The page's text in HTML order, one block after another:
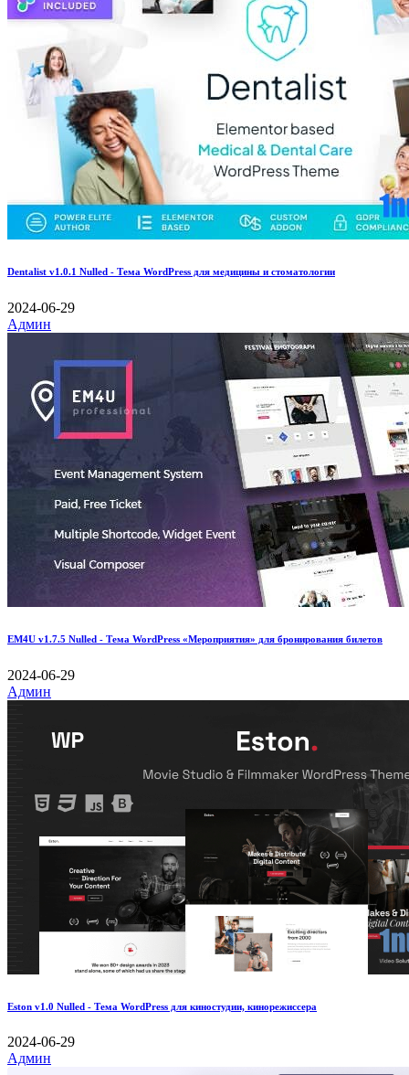
Dentalist v1.0.1 Nulled - Тема WordPress для медицины и стоматологии
2024-06-29
Админ
EM4U v1.7.5 Nulled - Тема WordPress «Мероприятия» для бронирования билетов
2024-06-29
Админ
Eston v1.0 Nulled - Тема WordPress для киностудии, кинорежиссера
2024-06-29
Админ